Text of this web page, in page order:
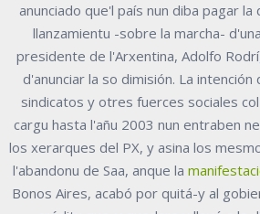
anunciado que'l país nun diba pagar la
llanzamientu -sobre la marcha-
presidente de l'Arxentina, Adolfo
d'anunciar la so dimisión. La intención
sindicatos y otres fuerces sociales
cargu hasta l'añu 2003 nun entraben
los xerarques del PX, y asina los
l'abandonu de Saa, anque la
Bonos Aires, acabó por quitá-y al